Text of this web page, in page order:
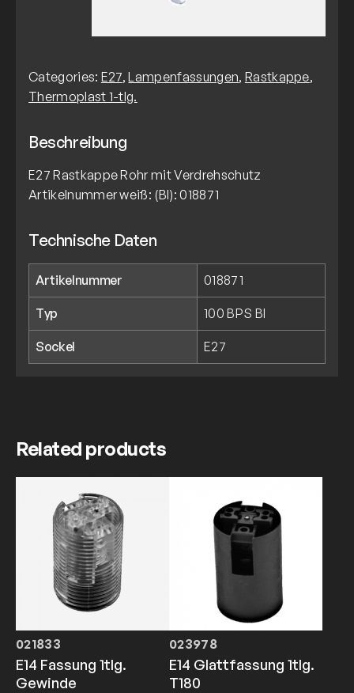
Categories: E27,Lampenfassungen, Rastkappe,
Thermoplast 1-tlg.
Beschreibung
E27 Rastkappe Rohr mit Verdrehschutz
Artikelnummer weiß: (BI): 018871
Technische Daten
Artikelnummer 018871
Typ 100 BPS BI
Sockel E27
Related products
021833
E14 Fassung 1tlg.
Gewinde
023978
E14 Glattfassung 1tlg.
T180